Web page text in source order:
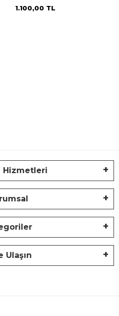
1.100,00 TL
Hizmetleri
Ulaşın